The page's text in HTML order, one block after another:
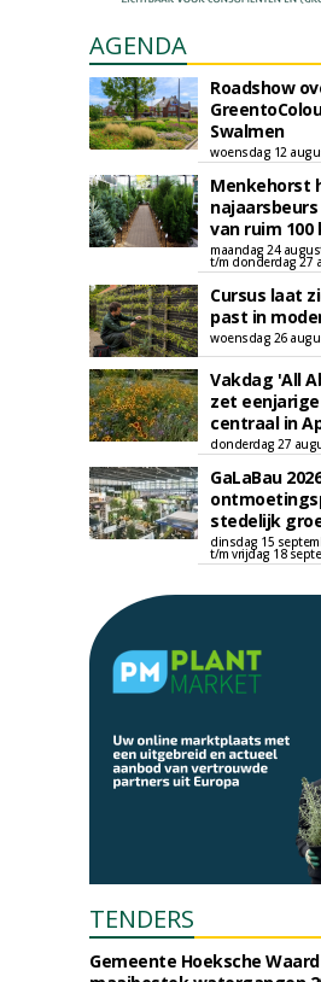
AGENDA
Roadshow
Swalmen
woensdag 12
Menkehorst
van ruim 100
maandag 24
t/m donderdag 27
Cursus laat
past in
woensdag 26
Vakdag 'All
zet
centraal in
donderdag 27
GaLaBau
stedelijk
dinsdag 15
t/m vrijdag 18
TENDERS
Gemeente Hoeksche